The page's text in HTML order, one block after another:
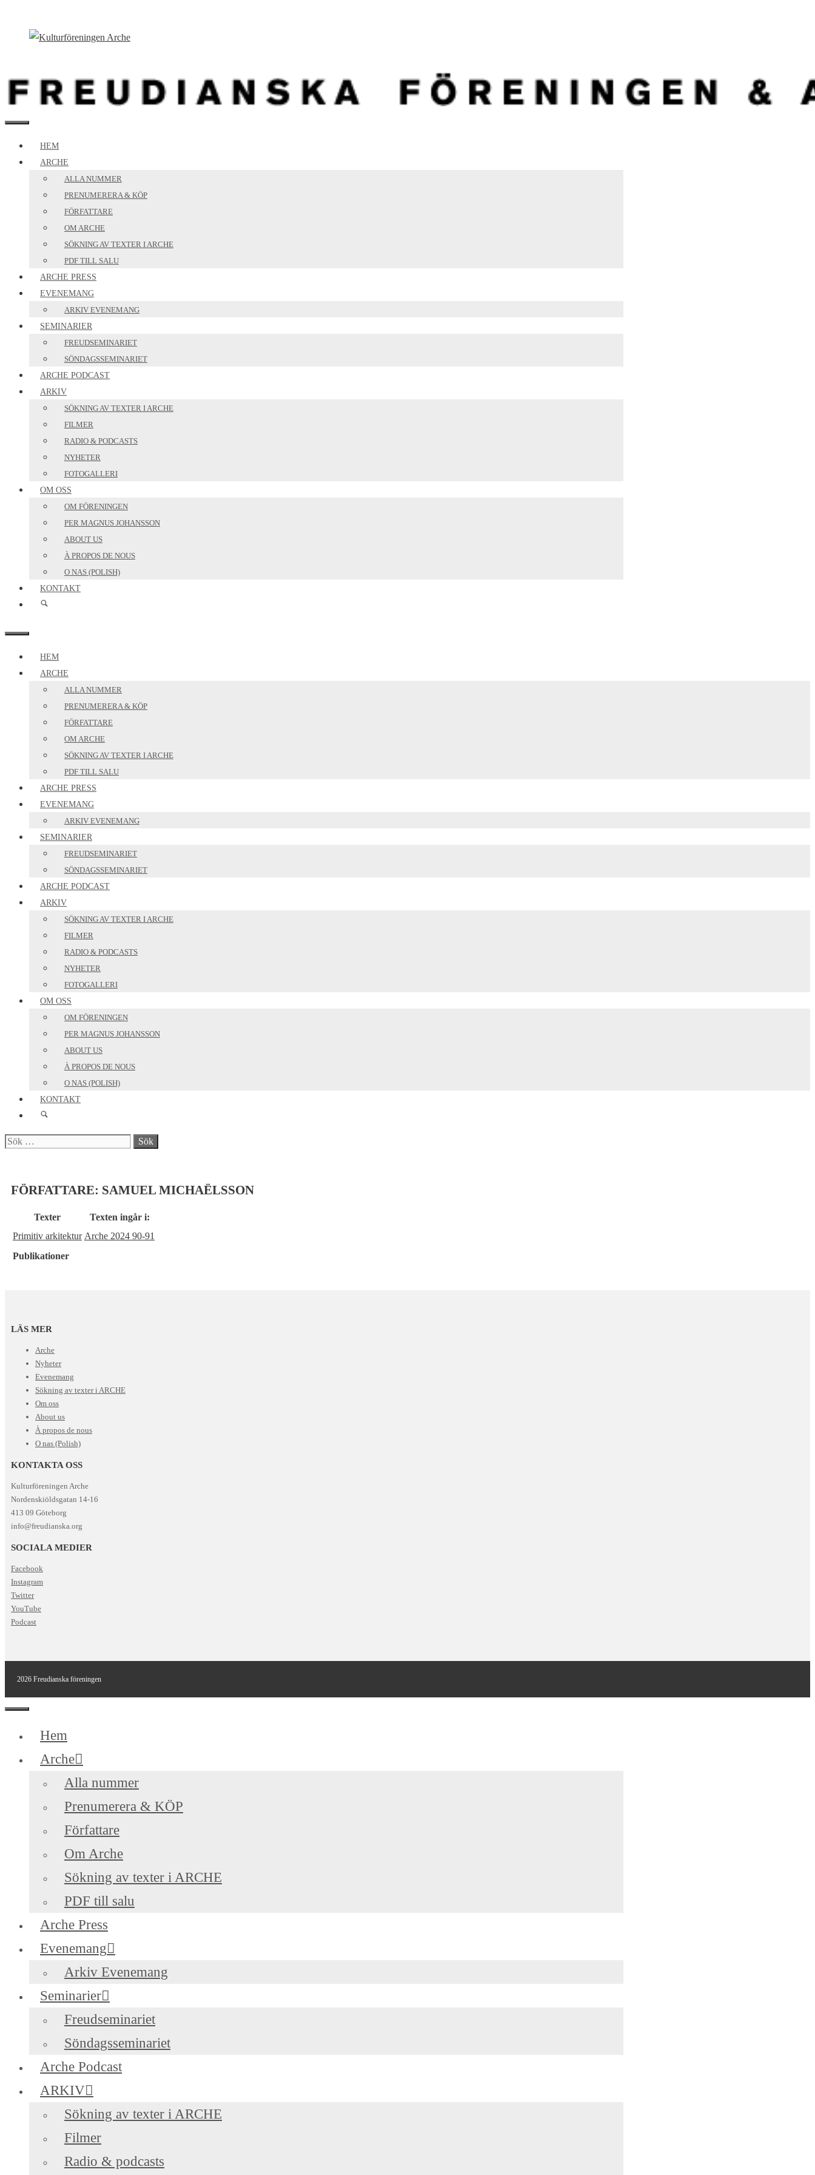
MENY
HEM
ARCHE
ALLA NUMMER
PRENUMERERA & KÖP
FÖRFATTARE
OM ARCHE
SÖKNING AV TEXTER I ARCHE
PDF TILL SALU
ARCHE PRESS
EVENEMANG
ARKIV EVENEMANG
SEMINARIER
FREUDSEMINARIET
SÖNDAGSSEMINARIET
ARCHE PODCAST
ARKIV
SÖKNING AV TEXTER I ARCHE
FILMER
RADIO & PODCASTS
NYHETER
FOTOGALLERI
OM OSS
OM FÖRENINGEN
PER MAGNUS JOHANSSON
ABOUT US
À PROPOS DE NOUS
O NAS (POLISH)
KONTAKT
MENY
HEM
ARCHE
ALLA NUMMER
PRENUMERERA & KÖP
FÖRFATTARE
OM ARCHE
SÖKNING AV TEXTER I ARCHE
PDF TILL SALU
ARCHE PRESS
EVENEMANG
ARKIV EVENEMANG
SEMINARIER
FREUDSEMINARIET
SÖNDAGSSEMINARIET
ARCHE PODCAST
ARKIV
SÖKNING AV TEXTER I ARCHE
FILMER
RADIO & PODCASTS
NYHETER
FOTOGALLERI
OM OSS
OM FÖRENINGEN
PER MAGNUS JOHANSSON
ABOUT US
À PROPOS DE NOUS
O NAS (POLISH)
KONTAKT
Sök
FÖRFATTARE: SAMUEL MICHAËLSSON
Texter
Texten ingår i:
Primitiv arkitektur Arche 2024 90-91
Publikationer
LÄS MER
Arche
Nyheter
Evenemang
Sökning av texter i ARCHE
Om oss
About us
À propos de nous
O nas (Polish)
KONTAKTA OSS
Kulturföreningen Arche
Nordenskiöldsgatan 14-16
413 09 Göteborg
info@freudianska.org
SOCIALA MEDIER
Facebook
Instagram
Twitter
YouTube
Podcast
2026 Freudianska föreningen
Stäng
Hem
Arche
Alla nummer
Prenumerera & KÖP
Författare
Om Arche
Sökning av texter i ARCHE
PDF till salu
Arche Press
Evenemang
Arkiv Evenemang
Seminarier
Freudseminariet
Söndagsseminariet
Arche Podcast
ARKIV
Sökning av texter i ARCHE
Filmer
Radio & podcasts